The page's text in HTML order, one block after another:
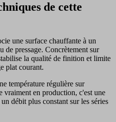
de cette
une surface chauffante à un
de pressage. Concrètement sur
la qualité de finition et limite
plat courant.
température régulière sur
vraiment en production, c'est une
débit plus constant sur les séries